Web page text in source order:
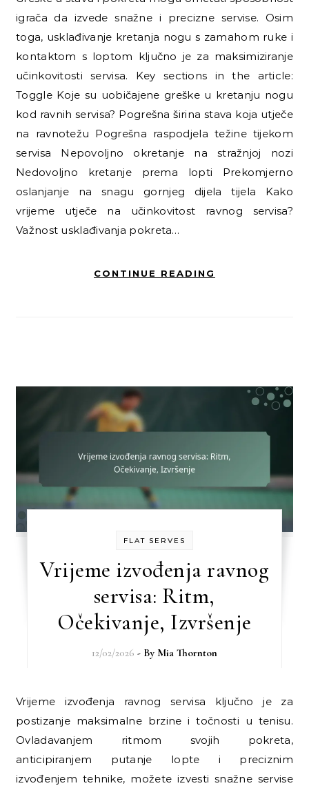
igrača da izvede snažne i precizne servise. Osim
toga, usklađivanje kretanja nogu s zamahom ruke i
kontaktom s loptom ključno je za maksimiziranje
učinkovitosti servisa. Key sections in the article:
Toggle Koje su uobičajene greške u kretanju nogu
kod ravnih servisa? Pogrešna širina stava koja utječe
na ravnotežu Pogrešna raspodjela težine tijekom
servisa Nepovoljno okretanje na stražnjoj nozi
Nedovoljno kretanje prema lopti Prekomjerno
oslanjanje na snagu gornjeg dijela tijela Kako
vrijeme utječe na učinkovitost ravnog servisa?
Važnost usklađivanja pokreta…
CONTINUE READING
FLAT SERVES
Vrijeme izvođenja ravnog
servisa: Ritm,
Očekivanje, Izvršenje
12/02/2026 - By Mia Thornton
Vrijeme izvođenja ravnog servisa ključno je za
postizanje maksimalne brzine i točnosti u tenisu.
Ovladavanjem ritmom svojih pokreta,
anticipiranjem putanje lopte i preciznim
izvođenjem tehnike, možete izvesti snažne servise